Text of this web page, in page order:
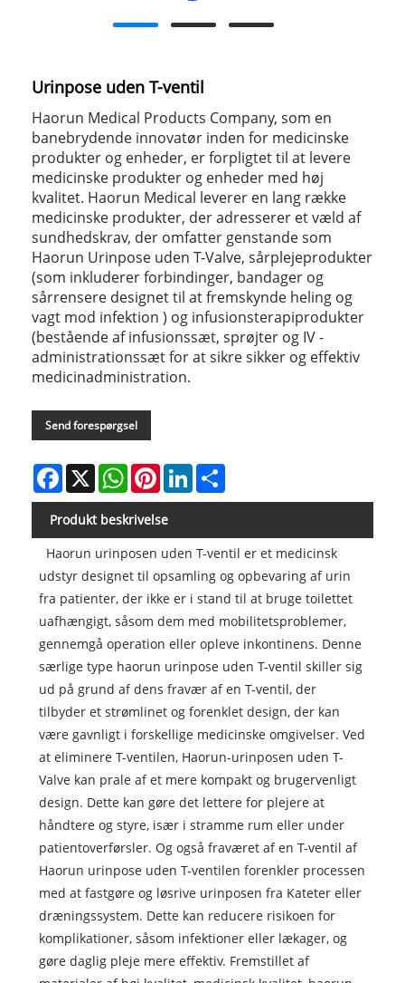
Urinpose uden T-ventil
Haorun Medical Products Company, som en
banebrydende innovatør inden for medicinske
produkter og enheder, er forpligtet til at levere
medicinske produkter og enheder med høj
kvalitet. Haorun Medical leverer en lang række
medicinske produkter, der adresserer et væld af
sundhedskrav, der omfatter genstande som
Haorun Urinpose uden T-Valve, sårplejeprodukter
(som inkluderer forbindinger, bandager og
sårrensere designet til at fremskynde heling og
vagt mod infektion ) og infusionsterapiprodukter
(bestående af infusionssæt, sprøjter og IV -
administrationssæt for at sikre sikker og effektiv
medicinadministration.
Send forespørgsel
Facebook
X WhatsAppPinterestLinkedIn
Produkt beskrivelse
Haorun urinposen uden T-ventil er et medicinsk
udstyr designet til opsamling og opbevaring af urin
fra patienter, der ikke er i stand til at bruge toilettet
uafhængigt, såsom dem med mobilitetsproblemer,
gennemgå operation eller opleve inkontinens. Denne
særlige type haorun urinpose uden T-ventil skiller sig
ud på grund af dens fravær af en T-ventil, der
tilbyder et strømlinet og forenklet design, der kan
være gavnligt i forskellige medicinske omgivelser. Ved
at eliminere T-ventilen, Haorun-urinposen uden T-
Valve kan prale af et mere kompakt og brugervenligt
design. Dette kan gøre det lettere for plejere at
håndtere og styre, især i stramme rum eller under
patientoverførsler. Og også fraværet af en T-ventil af
Haorun urinpose uden T-ventilen forenkler processen
med at fastgøre og løsrive urinposen fra Kateter eller
dræningssystem. Dette kan reducere risikoen for
komplikationer, såsom infektioner eller lækager, og
gøre daglig pleje mere effektiv. Fremstillet af